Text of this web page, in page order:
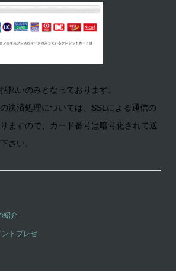
払いのみとなっております。
決済処理については、SSLによる通信の
ますので、カード番号は暗号化されて送
さい。
紹介
トプレゼ